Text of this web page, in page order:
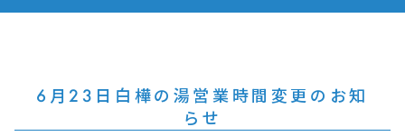
6月23日白樺の湯営業時間変更のお知
らせ